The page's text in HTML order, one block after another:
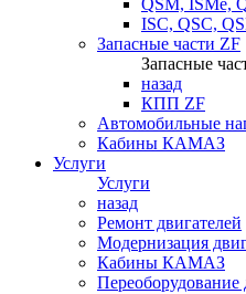
QSM, ISMe,
ISC, QSC,
Запасные части ZF
Запасные
назад
КПП ZF
Автомобильные
Кабины КАМАЗ
Услуги
Услуги
назад
Ремонт двигателей
Модернизация
Кабины КАМАЗ